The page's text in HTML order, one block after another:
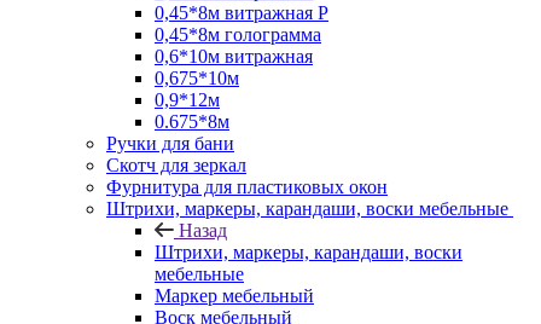
0,45*8м витражная Р
0,45*8м голограмма
0,6*10м витражная
0,675*10м
0,9*12м
0.675*8м
Ручки для бани
Скотч для зеркал
Фурнитура для пластиковых окон
Штрихи, маркеры, карандаши, воски мебельные
Назад
Штрихи, маркеры, карандаши, воски
мебельные
Маркер мебельный
Воск мебельный